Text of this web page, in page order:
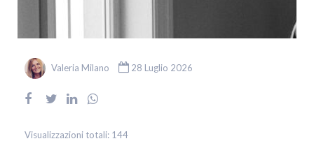
Valeria Milano 28 Luglio 2026
Visualizzazioni totali: 144